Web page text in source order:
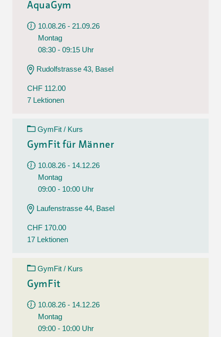
AquaGym
10.08.26 - 21.09.26
Montag
08:30 - 09:15 Uhr
Rudolfstrasse 43, Basel
CHF 112.00
7 Lektionen
GymFit / Kurs
GymFit für Männer
10.08.26 - 14.12.26
Montag
09:00 - 10:00 Uhr
Laufenstrasse 44, Basel
CHF 170.00
17 Lektionen
GymFit / Kurs
GymFit
10.08.26 - 14.12.26
Montag
09:00 - 10:00 Uhr